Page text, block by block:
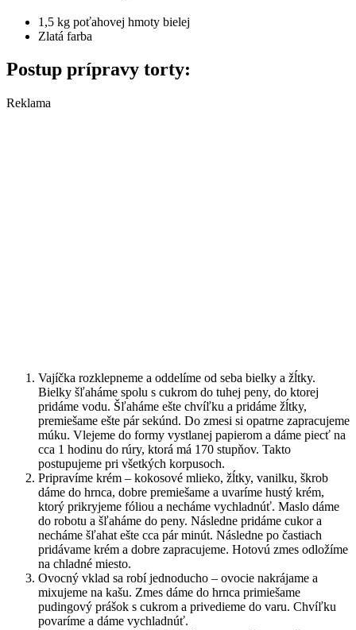
1,5 kg poťahovej hmoty bielej
Zlatá farba
Postup prípravy torty:
Reklama
Vajíčka rozklepneme a oddelíme od seba bielky a žĺtky.
Bielky šľaháme spolu s cukrom do tuhej peny, do ktorej
pridáme vodu. Šľaháme ešte chvíľku a pridáme žĺtky,
premiešame ešte pár sekúnd. Do zmesi si opatrne zapracujeme
múku. Vlejeme do formy vystlanej papierom a dáme piecť na
cca 1 hodinu do rúry, ktorá má 170 stupňov. Takto
postupujeme pri všetkých korpusoch.
Pripravíme krém – kokosové mlieko, žĺtky, vanilku, škrob
dáme do hrnca, dobre premiešame a uvaríme hustý krém,
ktorý prikryjeme fóliou a necháme vychladnúť. Maslo dáme
do robotu a šľaháme do peny. Následne pridáme cukor a
necháme šľahat ešte cca pár minút. Následne po častiach
pridávame krém a dobre zapracujeme. Hotovú zmes odložíme
na chladné miesto.
Ovocný vklad sa robí jednoducho – ovocie nakrájame a
mixujeme na kašu. Zmes dáme do hrnca primiešame
pudingový prášok s cukrom a privedieme do varu. Chvíľku
povaríme a dáme vychladnúť.